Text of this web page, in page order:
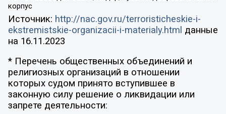
корпус
Источник: http://nac.gov.ru/terroristicheskie-i-
ekstremistskie-organizacii-i-materialy.html данные
на 16.11.2023
* Перечень общественных объединений и
религиозных организаций в отношении
которых судом принято вступившее в
законную силу решение о ликвидации или
запрете деятельности: